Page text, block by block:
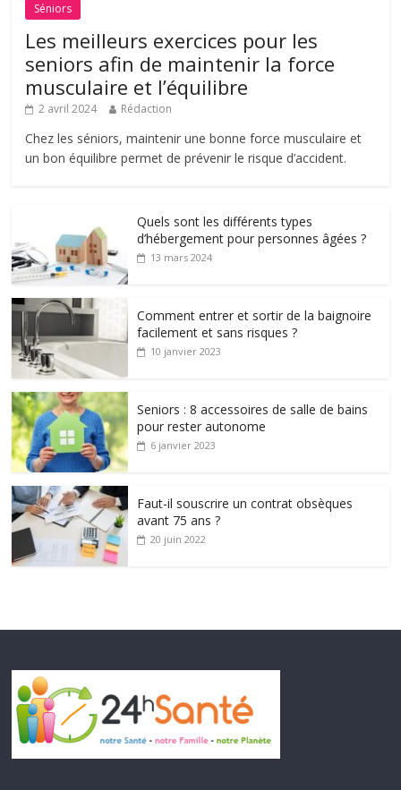
Séniors
Les meilleurs exercices pour les
seniors afin de maintenir la force
musculaire et l’équilibre
2 avril 2024 Rédaction
Chez les séniors, maintenir une bonne force musculaire et
un bon équilibre permet de prévenir le risque d’accident.
Quels sont les différents types
d’hébergement pour personnes âgées ?
13 mars 2024
Comment entrer et sortir de la baignoire
facilement et sans risques ?
10 janvier 2023
Seniors : 8 accessoires de salle de bains
pour rester autonome
6 janvier 2023
Faut-il souscrire un contrat obsèques
avant 75 ans ?
20 juin 2022